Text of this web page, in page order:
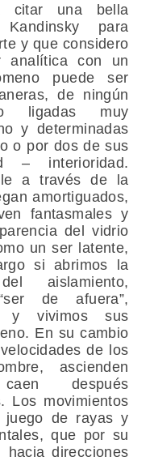
citar una bella
para
y que considero
analítica con un
puede ser
de ningún
ligadas muy
y determinadas
o por dos de sus
– interioridad.
a través de la
amortiguados,
fantasmales y
del vidrio
un ser latente,
si abrimos la
aislamiento,
de afuera”,
y vivimos sus
En su cambio
de los
ascienden
después
Los movimientos
juego de rayas y
que por su
hacia direcciones